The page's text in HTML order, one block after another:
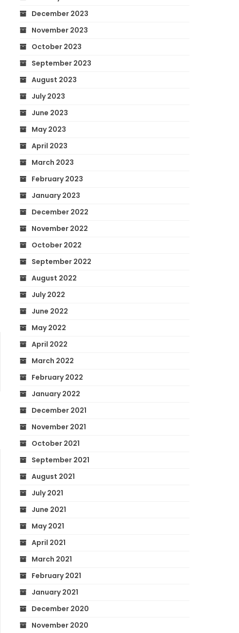
December 2023
November 2023
October 2023
September 2023
August 2023
July 2023
June 2023
May 2023
April 2023
March 2023
February 2023
January 2023
December 2022
November 2022
October 2022
September 2022
August 2022
July 2022
June 2022
May 2022
April 2022
March 2022
February 2022
January 2022
December 2021
November 2021
October 2021
September 2021
August 2021
July 2021
June 2021
May 2021
April 2021
March 2021
February 2021
January 2021
December 2020
November 2020